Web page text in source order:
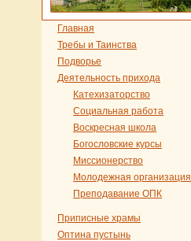
Главная
Требы и Таинства
Подворье
Деятельность прихода
Катехизаторство
Социальная работа
Воскресная школа
Богословские курсы
Миссионерство
Молодежная организация
Преподавание ОПК
Приписные храмы
Оптина пустынь